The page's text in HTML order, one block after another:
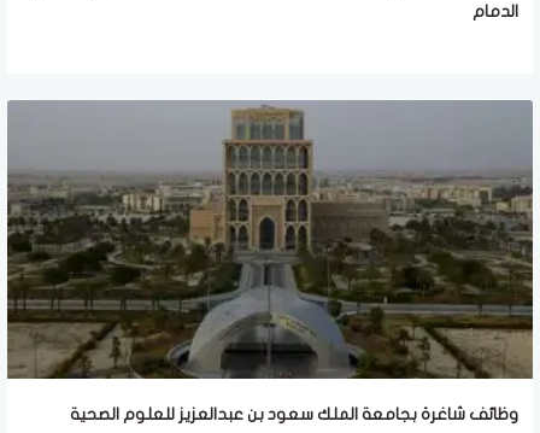
الدمام
وظائف شاغرة بجامعة الملك سعود بن عبدالعزيز للعلوم الصحية